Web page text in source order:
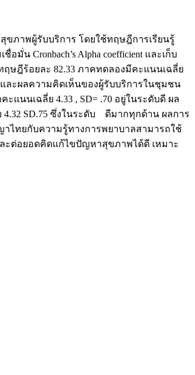
ขภาพผู้รับบริการ โดยใช้ทฤษฎีการเรียนรู้
Cronbach’s Alpha coefficient และเก็บ
ฤษฎีร้อยละ 82.33 ภาคทดลองมีคะแนนเฉลี่ย
ละผลความคิดเห็นของผู้รับบริการในชุมชน
นเฉลี่ย 4.33 , SD= .70 อยู่ในระดับดี ผล
SD.75 ซึ่งในระดับ ดีมากทุกด้าน ผลการ
ไทยกับความรู้ทางการพยาบาลสามารถใช้
ต่อยอดคิดแก้ไขปัญหาสุขภาพได้ดี เหมาะ